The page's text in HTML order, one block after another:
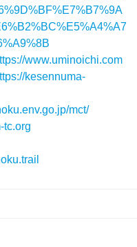
www.uminoichi.com
kesennuma-
mct/
tc.org